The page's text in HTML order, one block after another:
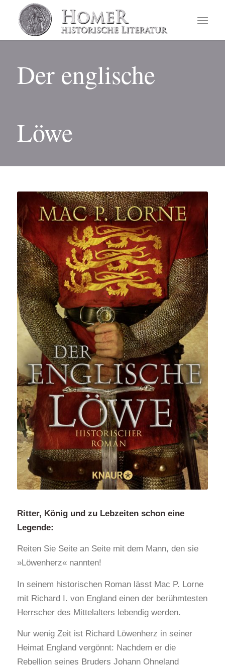
Der englische
Löwe
Ritter, König und zu Lebzeiten schon eine
Legende:
Reiten Sie Seite an Seite mit dem Mann, den sie
»Löwenherz« nannten!
In seinem historischen Roman lässt Mac P. Lorne
mit Richard I. von England einen der berühmtesten
Herrscher des Mittelalters lebendig werden.
Nur wenig Zeit ist Richard Löwenherz in seiner
Heimat England vergönnt: Nachdem er die
Rebellion seines Bruders Johann Ohneland